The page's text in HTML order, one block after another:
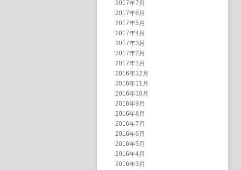
2017年7月
2017年6月
2017年5月
2017年4月
2017年3月
2017年2月
2017年1月
2016年12月
2016年11月
2016年10月
2016年9月
2016年8月
2016年7月
2016年6月
2016年5月
2016年4月
2016年3月